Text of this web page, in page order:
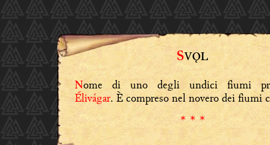
SVǪL
Nome di uno degli undici fiumi
Élivágar. È compreso nel novero dei fiumi
* * *